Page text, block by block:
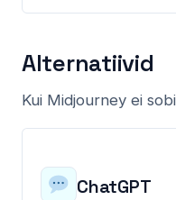
Alternatiivid
Kui Midjourney ei
ChatGPT